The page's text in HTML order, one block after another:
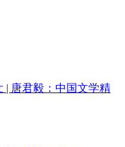
| 唐君毅：中国文学精